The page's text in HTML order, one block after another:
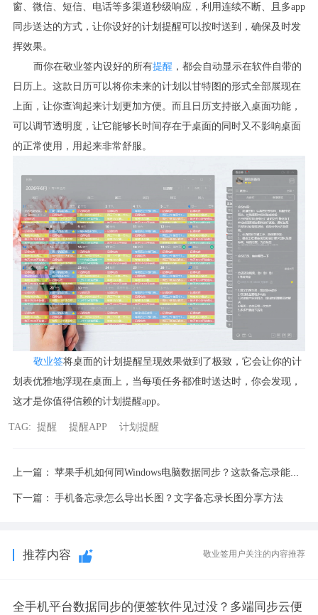
窗、微信、短信、电话等多渠道秒级响应，利用连续不断、且多app
同步送达的方式，让你设好的计划提醒可以按时送到，确保及时发
挥效果。
而你在敬业签内设好的所有提醒 ，都会自动显示在软件自带的
日历上。这款日历可以将你未来的计划以甘特图的形式全部展现在
上面，让你查询起来计划更加方便。而且日历支持嵌入桌面功能，
可以调节透明度，让它能够长时间存在于桌面的同时又不影响桌面
的正常使用，用起来非常舒服。
敬业签将桌面的计划提醒呈现效果做到了极致，它会让你的计
划表优雅地浮现在桌面上，当每项任务都准时送达时，你会发现，
这才是你值得信赖的计划提醒app。
TAG: 提醒 提醒APP 计划提醒
上一篇： 苹果手机如何同Windows电脑数据同步？这款备忘录能满足
下一篇： 手机备忘录怎么导出长图？文字备忘录长图分享方法
推荐内容 敬业签用户关注的内容推荐
全手机平台数据同步的便签软件见过没？多端同步云便